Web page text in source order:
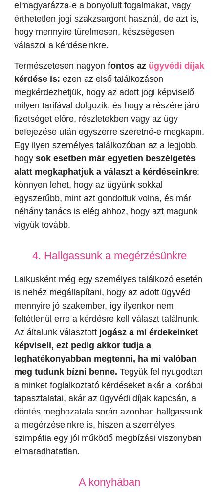
elmagyarázza-e a bonyolult fogalmakat, vagy
érthetetlen jogi szakzsargont használ, de azt is,
hogy mennyire türelmesen, készségesen
válaszol a kérdéseinkre.
Természetesen nagyon fontos az ügyvédi díjak
kérdése is: ezen az első találkozáson
megkérdezhetjük, hogy az adott jogi képviselő
milyen tarifával dolgozik, és hogy a részére járó
fizetséget előre, részletekben vagy az ügy
befejezése után egyszerre szeretné-e megkapni.
Egy ilyen személyes találkozóban az a legjobb,
hogy sok esetben már egyetlen beszélgetés
alatt megkaphatjuk a választ a kérdéseinkre:
könnyen lehet, hogy az ügyünk sokkal
egyszerűbb, mint azt gondoltuk volna, és már
néhány tanács is elég ahhoz, hogy azt magunk
vigyük tovább.
4. Hallgassunk a megérzésünkre
Laikusként még egy személyes találkozó esetén
is nehéz megállapítani, hogy az adott ügyvéd
mennyire jó szakember, így ilyenkor nem
feltétlenül erre a kérdésre kell választ találnunk.
Az általunk választottjogász a mi érdekeinket
képviseli, ezt pedig akkor tudja a
leghatékonyabban megtenni, ha mi valóban
meg tudunk bízni benne. Tegyük fel nyugodtan
a minket foglalkoztató kérdéseket akár a korábbi
tapasztalatai, akár az ügyvédi díjak kapcsán, a
döntés meghozatala során azonban hallgassunk
a megérzéseinkre is, hiszen a személyes
szimpátia egy jól működő megbízási viszonyban
elmaradhatatlan.
A konyhában